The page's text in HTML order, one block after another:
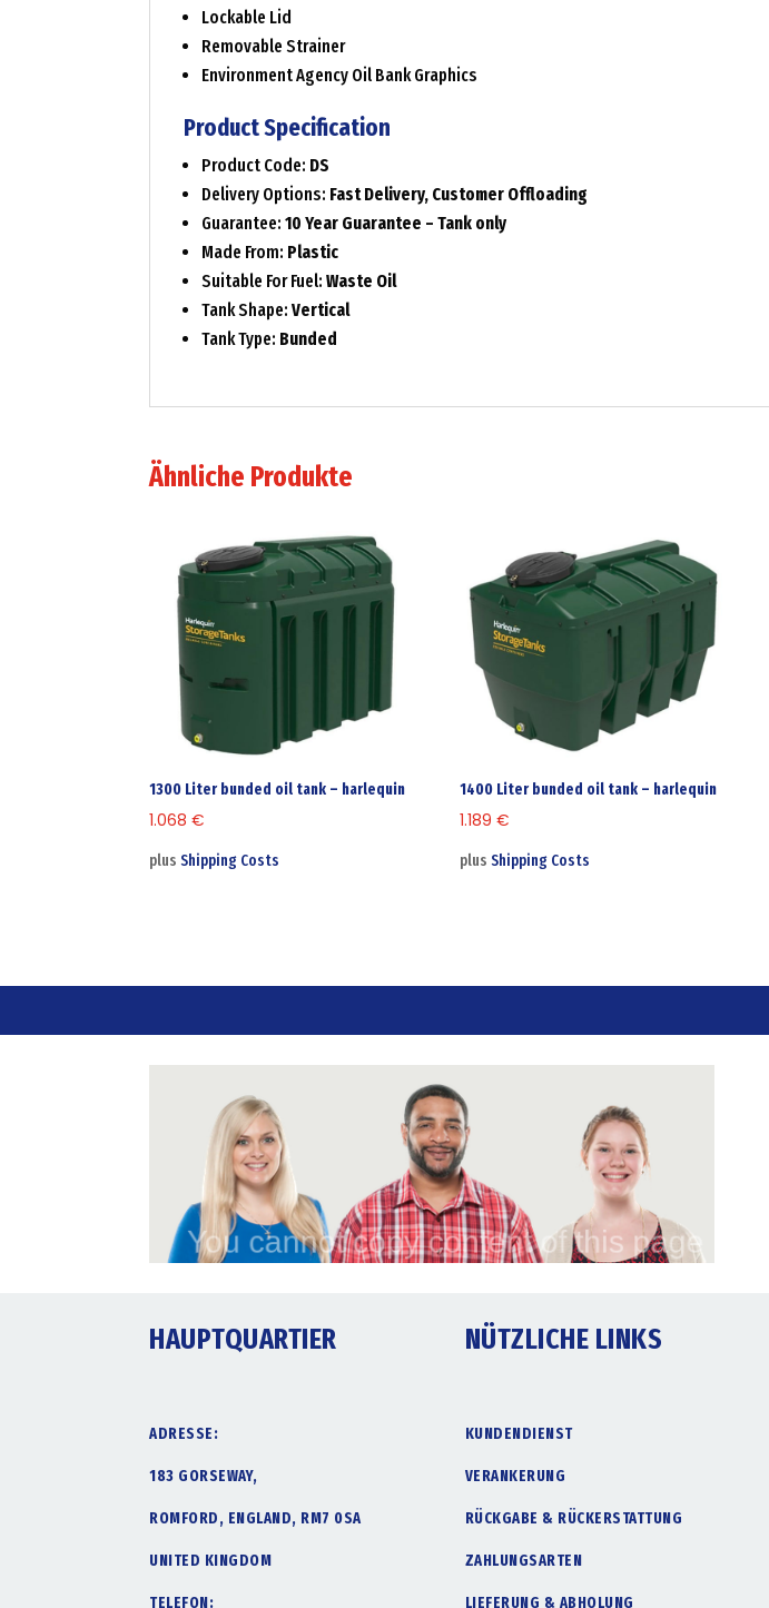
Lockable Lid
Removable Strainer
Environment Agency Oil Bank Graphics
Product Specification
Product Code: DS
Delivery Options: Fast Delivery, Customer Offloading
Guarantee:10 Year Guarantee – Tank only
Made From: Plastic
Suitable For Fuel:Waste Oil
Tank Shape:Vertical
Tank Type: Bunded
Ähnliche Produkte
1300 Liter bunded oil tank – harlequin
1.068€
plusShipping Costs
1400 Liter bunded oil tank – harlequin
1.189€
plusShipping Costs
HAUPTQUARTIER
ADRESSE:
183 GORSEWAY,
ROMFORD, ENGLAND, RM7 0SA
UNITED KINGDOM
TELEFON:
NÜTZLICHE LINKS
KUNDENDIENST
VERANKERUNG
RÜCKGABE & RÜCKERSTATTUNG
ZAHLUNGSARTEN
LIEFERUNG & ABHOLUNG